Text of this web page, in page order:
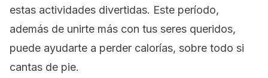
estas actividades divertidas. Este período,
además de unirte más con tus seres queridos,
puede ayudarte a perder calorías, sobre todo si
cantas de pie.